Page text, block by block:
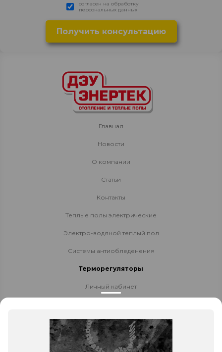
согласен на обработку
персональных данных
Главная
Новости
О компании
Статьи
Контакты
Теплые полы электрические
Электро-водяной теплый пол
Системы антиобледенения
Терморегуляторы
Личный кабинет
Стать партнёром
Политика конфиденциальности